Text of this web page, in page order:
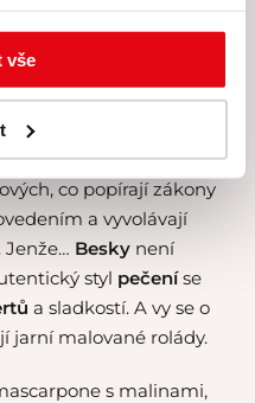
vše
podle
co popírají zákony
a vyvolávají
Besky není
styl pečeníse
a sladkostí. A vy se o
jarní malované rolády.
s malinami,